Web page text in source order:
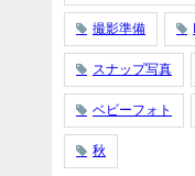
撮影準備
スナップ写真
ベビーフォト
秋